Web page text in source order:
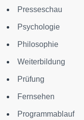
Presseschau
Psychologie
Philosophie
Weiterbildung
Prüfung
Fernsehen
Programmablauf